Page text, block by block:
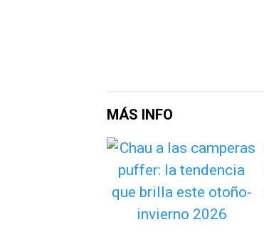
MÁS INFO